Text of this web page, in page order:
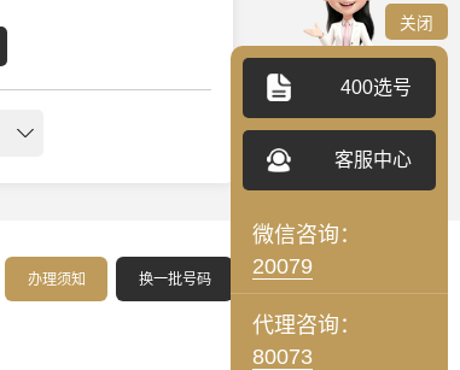
办理须知 换一批号码
关闭
400选号
客服中心
微信咨询：
20079
代理咨询：
80073